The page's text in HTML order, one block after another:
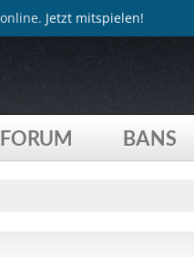
Jetzt mitspielen!
FORUM BANS